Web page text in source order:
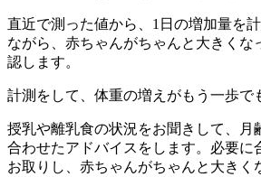
直近で測った値から、1日の増加量を
ながら、赤ちゃんがちゃんと大きくな
認します。
計測をして、体重の増えがもう一歩で
授乳や離乳食の状況をお聞きして、月
合わせたアドバイスをします。必要に
お取りし、赤ちゃんがちゃんと大きく